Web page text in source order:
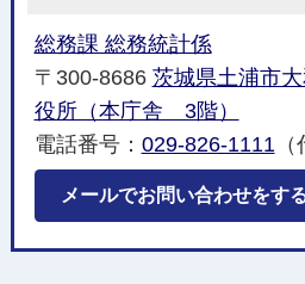
総務課 総務統計係
〒300-8686 茨城県土浦市
役所（本庁舎 3階）
電話番号： 029-826-1111
メールでお問い合わせをす